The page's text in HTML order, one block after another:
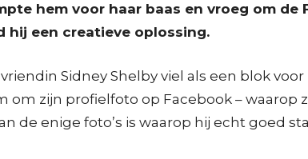
hem voor haar baas en vroeg om de
hij een creatieve oplossing.
Sidney Shelby viel als een blok voor
zijn profielfoto op Facebook – waarop
de enige foto’s is waarop hij echt goed